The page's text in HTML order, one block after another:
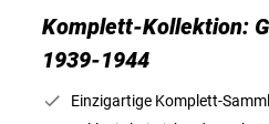
Komplett-Kollektion:
1939-1944
Einzigartige Komplett-